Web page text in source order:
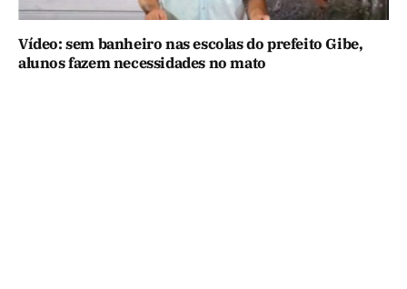
Vídeo: sem banheiro nas escolas do prefeito Gibe,
alunos fazem necessidades no mato